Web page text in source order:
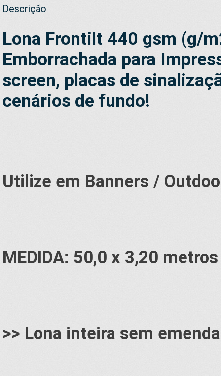
Descrição
Lona Frontilt 440 gsm (g/
Emborrachada para
screen, placas de
cenários de fundo!
Utilize em Banners /
MEDIDA: 50,0 x 3,20
>> Lona inteira sem